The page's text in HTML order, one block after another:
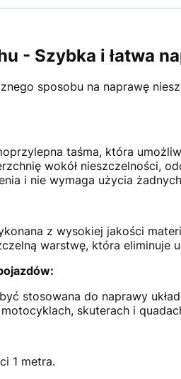
- Szybka i łatwa
sposobu na naprawę
taśma, która
wokół nieszczelności,
i nie wymaga użycia
z wysokiej jakości
warstwę, która eliminuje
stosowana do naprawy
skuterach i
1 metra.